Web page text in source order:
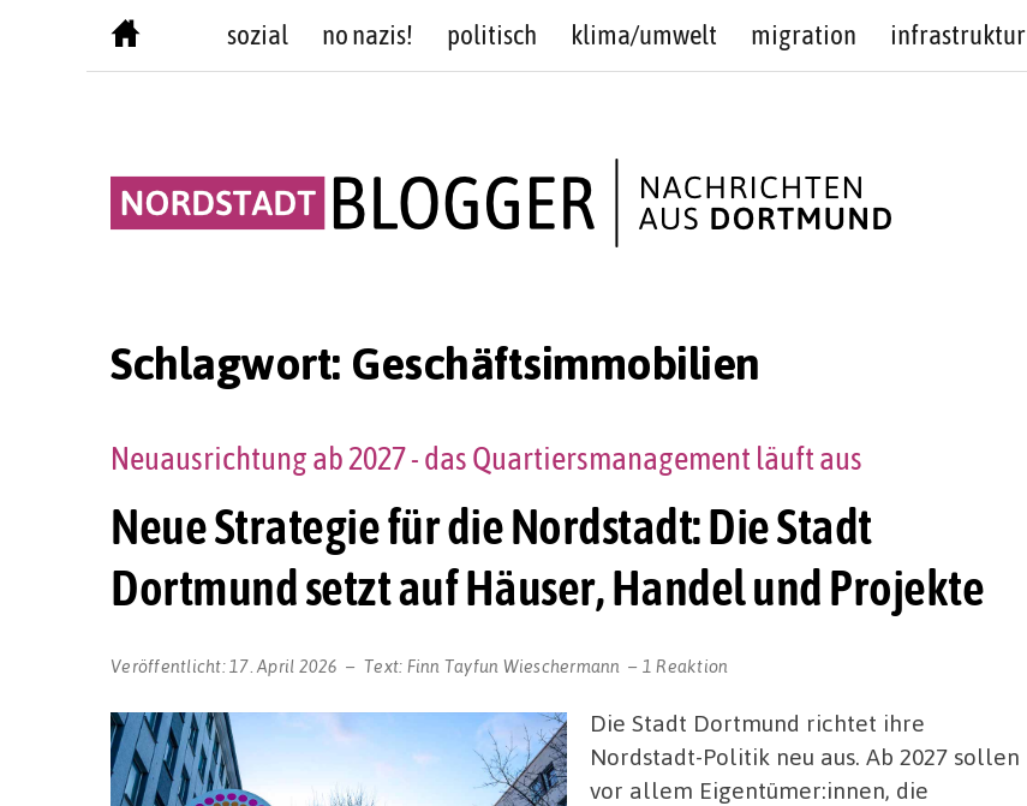
sozial no nazis! politisch klima/umwelt migration infrastruktur
Schlagwort: Geschäftsimmobilien
Neue Strategie für die Nordstadt: Die Stadt
Dortmund setzt auf Häuser, Handel und Projekte
Neuausrichtung ab 2027 - das Quartiersmanagement läuft aus
Veröffentlicht: 17. April 2026 Text: Finn Tayfun Wieschermann 1 Reaktion
Die Stadt Dortmund richtet ihre
Nordstadt-Politik neu aus. Ab 2027 sollen
vor allem Eigentümer:innen, die